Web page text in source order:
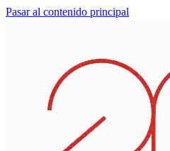
Pasar al contenido principal